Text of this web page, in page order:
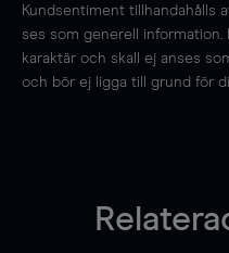
Kundsentiment tillhandahålls
ses som generell
karaktär och skall ej anses
och bör ej ligga till grund för